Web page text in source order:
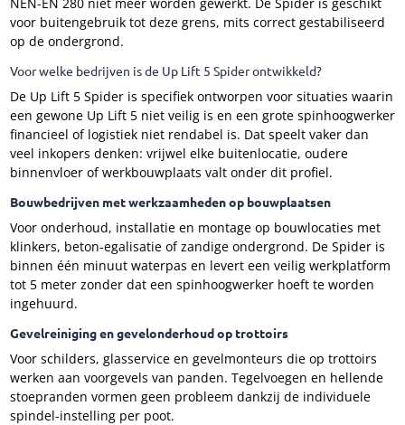
voor buitengebruik tot deze grens, mits correct gestabiliseerd
op de ondergrond.
Voor welke bedrijven is de Up Lift 5 Spider ontwikkeld?
De Up Lift 5 Spider is specifiek ontworpen voor situaties waarin
een gewone Up Lift 5 niet veilig is en een grote spinhoogwerker
financieel of logistiek niet rendabel is. Dat speelt vaker dan
veel inkopers denken: vrijwel elke buitenlocatie, oudere
binnenvloer of werkbouwplaats valt onder dit profiel.
Bouwbedrijven met werkzaamheden op bouwplaatsen
Voor onderhoud, installatie en montage op bouwlocaties met
klinkers, beton-egalisatie of zandige ondergrond. De Spider is
binnen één minuut waterpas en levert een veilig werkplatform
tot 5 meter zonder dat een spinhoogwerker hoeft te worden
ingehuurd.
Gevelreiniging en gevelonderhoud op trottoirs
Voor schilders, glasservice en gevelmonteurs die op trottoirs
werken aan voorgevels van panden. Tegelvoegen en hellende
stoepranden vormen geen probleem dankzij de individuele
spindel-instelling per poot.